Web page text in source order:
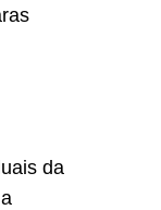
da